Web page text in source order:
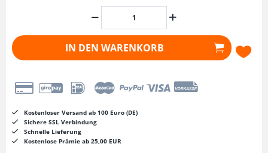
IN DEN WARENKORB
Kostenloser Versand ab 100 Euro (DE)
Sichere SSL Verbindung
Schnelle Lieferung
Kostenlose Prämie ab 25,00 EUR